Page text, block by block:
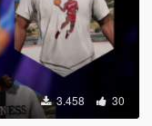
3.458 30